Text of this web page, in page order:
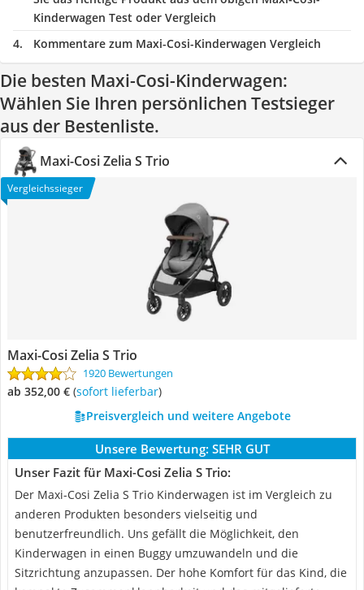
Kinderwagen Test oder Vergleich
Kommentare zum Maxi-Cosi-Kinderwagen Vergleich
Die besten Maxi-Cosi-Kinderwagen:
Wählen Sie Ihren persönlichen Testsieger
aus der Bestenliste.
Maxi-Cosi Zelia S Trio
Vergleichssieger
Maxi-Cosi Zelia S Trio
1920 Bewertungen
ab 352,00 € ( Sofort lieferbar)
Preisvergleich und weitere Angebote
Unsere Bewertung: SEHR GUT
Unser Fazit für Maxi-Cosi Zelia S Trio:
Der Maxi-Cosi Zelia S Trio Kinderwagen ist im Vergleich zu
anderen Produkten besonders vielseitig und
benutzerfreundlich. Uns gefällt die Möglichkeit, den
Kinderwagen in einen Buggy umzuwandeln und die
Sitzrichtung anzupassen. Der hohe Komfort für das Kind, die